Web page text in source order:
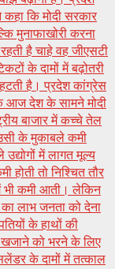
कि मोदी सरकार
मुनाफाखोरी करना
है चाहे वह जीएसटी
के दामों में बढ़ोतरी
है। प्रदेश कांग्रेस
आज देश के सामने मोदी
बाजार में कच्चे तेल
के मुकाबले कमी
में लागत मूल्य
होती तो निश्चित तौर
भी कमी आती। लेकिन
लाभ जनता को देना
के हाथों की
को भरने के लिए
के दामों में तत्काल